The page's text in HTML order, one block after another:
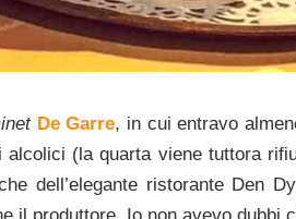
DeGarre, in cui entravo
alcolici (la quarta viene tuttora
dell’elegante ristorante Den